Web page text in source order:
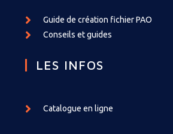
Guide de création fichier PAO
Conseils et guides
LES INFOS
Catalogue en ligne